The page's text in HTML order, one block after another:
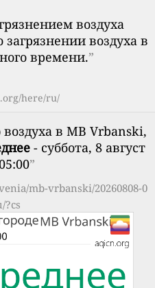
воздуха
воздуха в
времени.”
here/ru/
в MB Vrbanski,
- суббота, 8 август
”
mb-vrbanski/20260808-0
?cs